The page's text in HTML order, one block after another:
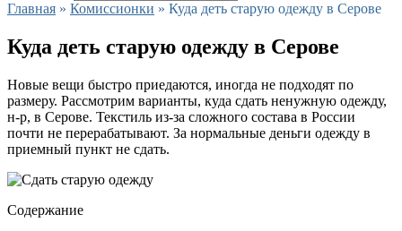
Главная » Комиссионки » Куда деть старую одежду в Серове
Куда деть старую одежду в Серове
Новые вещи быстро приедаются, иногда не подходят по
размеру. Рассмотрим варианты, куда сдать ненужную одежду,
н-р, в Серове. Текстиль из-за сложного состава в России
почти не перерабатывают. За нормальные деньги одежду в
приемный пункт не сдать.
Содержание